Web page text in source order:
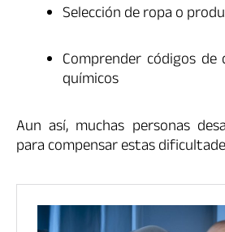
Selección de ropa o
Comprender códigos
químicos
Aun así, muchas personas
para compensar estas